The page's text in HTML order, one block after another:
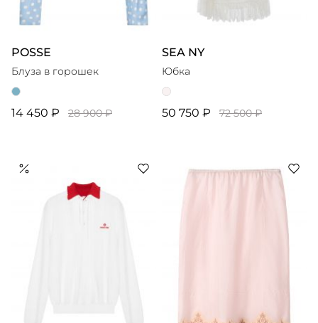
POSSE
Блуза в горошек
14 450 ₽ 28 900 ₽
SEA NY
Юбка
50 750 ₽ 72 500 ₽